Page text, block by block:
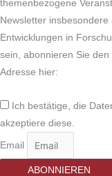
themenbezogene
Newsletter
Entwicklungen in
sein, abonnieren Sie
Adresse hier:
Ich bestätige, die
akzeptiere diese.
Email
ABONNIEREN